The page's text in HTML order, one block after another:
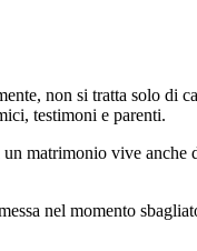
non si tratta solo di
testimoni e parenti.
matrimonio vive anche
nel momento